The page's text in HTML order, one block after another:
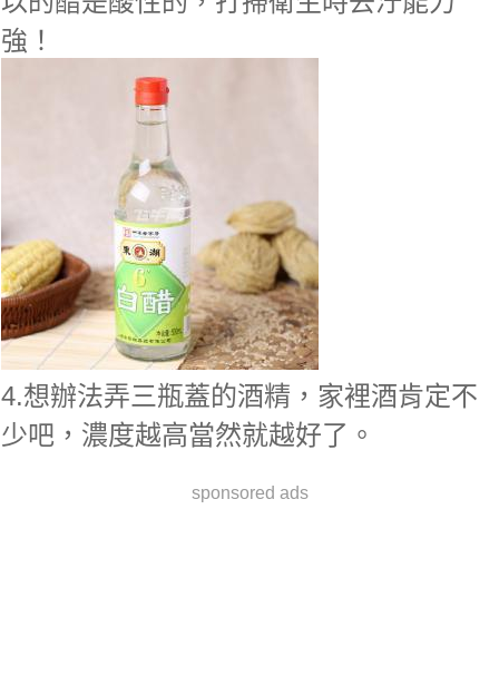
強！
4.想辦法弄三瓶蓋的酒精，家裡酒肯定不
少吧，濃度越高當然就越好了。
sponsored ads